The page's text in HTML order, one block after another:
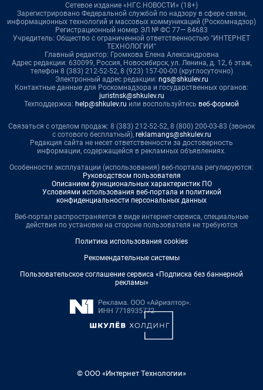
Сетевое издание «НГС.НОВОСТИ» (18+)
Зарегистрировано Федеральной службой по надзору в сфере связи,
информационных технологий и массовых коммуникаций (Роскомнадзор)
Регистрационный номер ЭЛ № ФС 77— 84683
Учредитель: Общество с ограниченной ответственностью "ИНТЕРНЕТ
ТЕХНОЛОГИИ"
Главный редактор: Громкова Елена Александровна
Адрес редакции: 630099, Россия, Новосибирск, ул. Ленина, д. 12, 6 этаж,
телефон 8 (383) 212-52-52, 8 (923) 157-00-00 (круглосуточно)
Электронный адрес редакции: ngs@shkulev.ru
Контактные данные для Роскомнадзора и государственных органов:
juristnsk@shkulev.ru
Техподдержка: help@shkulev.ru или воспользуйтесь веб-формой
Связаться с отделом продаж: 8 (383) 212-52-52, 8 (800) 200-03-83 (звонок
с сотового бесплатный), reklamangs@shkulev.ru
Редакция сайта не несет ответственности за достоверность
информации, содержащейся в рекламных объявлениях.
Особенности эксплуатации (использования) веб-портала регулируются:
Руководством пользователя
Описанием функциональных характеристик ПО
Условиями использования веб-портала и политикой
конфиденциальности персональных данных
Веб-портал распространяется в виде интернет-сервиса, специальные
действия по установке на стороне пользователя не требуются
Политика использования cookies
Рекомендательные системы
Пользовательское соглашение сервиса «Подписка без баннерной
рекламы»
© ООО «Интернет Технологии»